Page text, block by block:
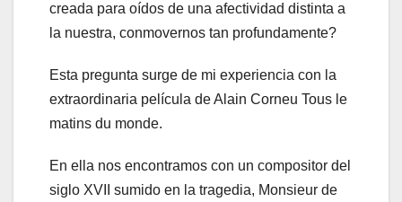
creada para oídos de una afectividad distinta a
la nuestra, conmovernos tan profundamente?
Esta pregunta surge de mi experiencia con la
extraordinaria película de Alain Corneu Tous le
matins du monde.
En ella nos encontramos con un compositor del
siglo XVII sumido en la tragedia, Monsieur de